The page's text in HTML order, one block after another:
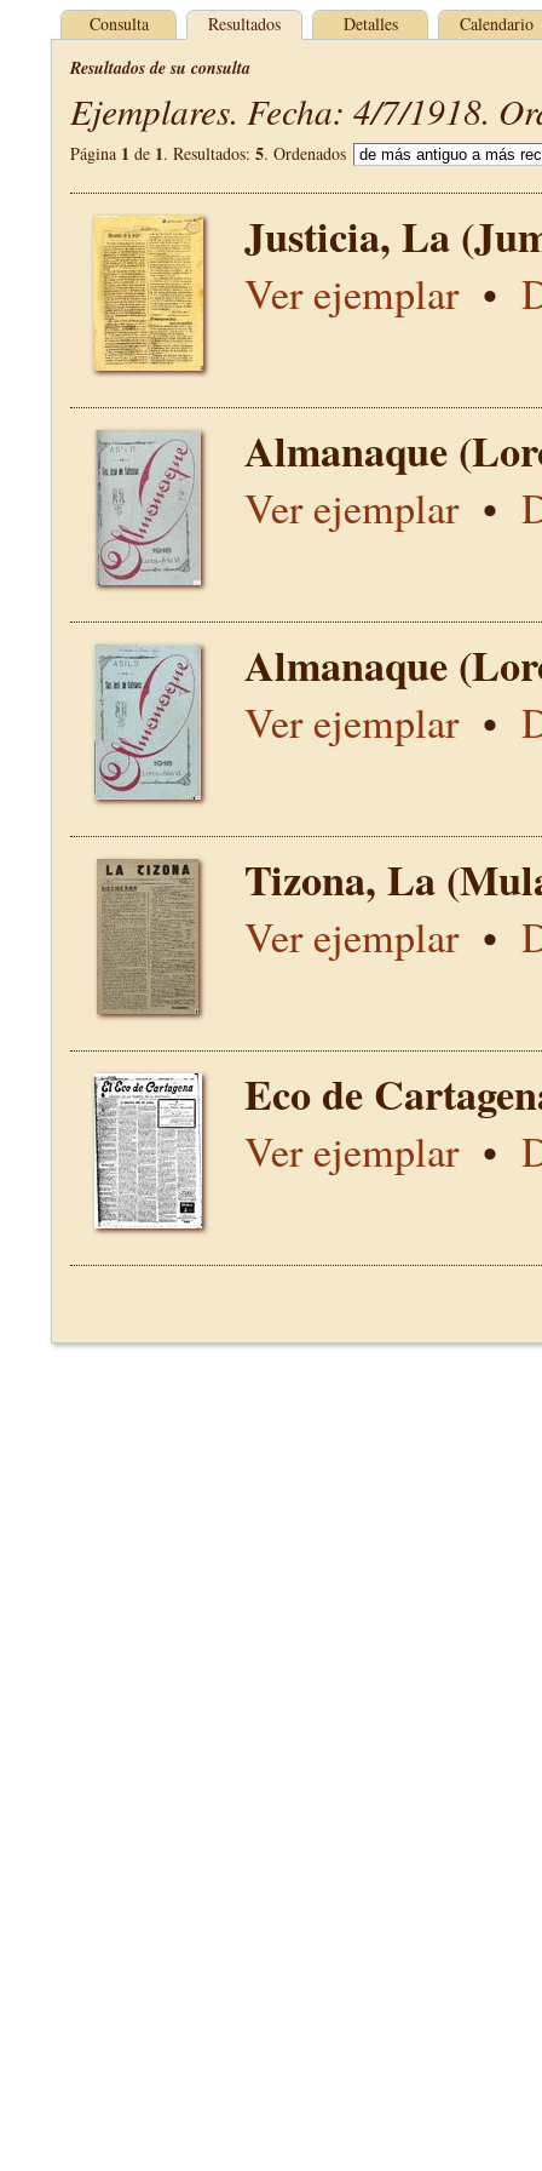
Consulta Resultados Detalles Calendario
Resultados de su consulta
Ejemplares. Fecha: 4/7/1918.
Página 1 de 1. Resultados: 5. Ordenados
Justicia, La
Ver ejemplar•
Almanaque
Ver ejemplar•
Almanaque
Ver ejemplar•
Tizona, La
Ver ejemplar•
Eco de
Ver ejemplar•